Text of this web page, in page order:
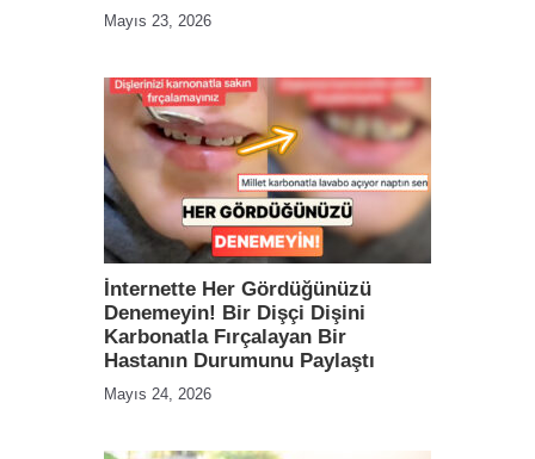
Mayıs 23, 2026
İnternette Her Gördüğünüzü
Denemeyin! Bir Dişçi Dişini
Karbonatla Fırçalayan Bir
Hastanın Durumunu Paylaştı
Mayıs 24, 2026